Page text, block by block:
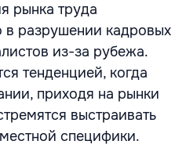
рынка труда
в разрушении кадровых
из-за рубежа.
тенденцией, когда
приходя на рынки
выстраивать
специфики.